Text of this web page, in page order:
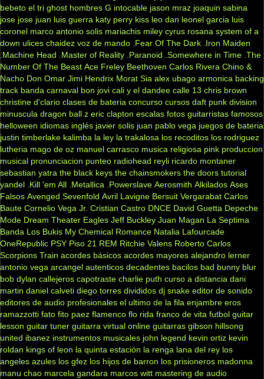
bebeto el tri ghost hombres G intocable jason mraz joaquin sabina
jose jose juan luis guerra katy perry kiss leo dan leonel garcia luis
coronel marco antonio solis mariachis miley cyrus rosana system of a
down ulices chaidez voz de mando .Fear Of The Dark .Iron Maiden
.Machine Head
.Master of Reality .Paranoid .Somewhere in Time .The
Number Of The Beast Ace Freley Beethoven Carlos Rivera Chino &
Nacho Don Omar Jimi Hendrix Morat Sia alex ubago armonica backing
track banda carnaval bon jovi cali y el dandee calle 13 chris brown
christine d'clario clases de bateria concurso cursos daft punk division
minuscula dragon ball z eric clapton escalas fotos guitarristas famosos
helloween idiomas inglés javier solis juan pablo vega juegos de bateria
justin timberlake kalimba la ley la trakalosa los recoditos los rodriguez
lutheria mago de oz manuel carrasco musica religiosa pink produccion
musical pronunciacion punteo radiohead reyli ricardo montaner
sebastian yatra the black keys the chainsmokers the doors tutorial
yandel .Kill 'em All .Metallica .Powerslave Aerosmith Alkilados Ases
Falsos Avenged Sevenfold Avril Lavigne Bersuit Vergarabat Carlos
Baute Cornelio Vega Jr. Cristian Castro DNCE David Guetta Depeche
Mode Dream Theater Eagles Jeff Buckley Juan Magan La Septima
Banda Los Bukis My Chemical Romance Natalia Lafourcade
OneRepublic PSY Piso 21 REM Ritchie Valens Roberto Carlos
Scorpions Train acordes básicos acordes mayores alejandro lerner
antonio vega arcangel autenticos decadentes bacilos bad bunny blur
bob dylan callejeros capotraste charlie puth curso a distancia dani
martin daniel calveti diego torres divididos dj snake editor de sonido
editores de audio profesionales el ultimo de la fila enjambre eros
ramazzotti fato fito paez flamenco flo rida franco de vita futbol guitar
lesson guitar tuner guitarra virtual online guitarras gibson hillsong
united ibanez instrumentos musicales john legend kevin ortiz kevin
roldan kings of leon la quinta estación la renga lana del rey los
angeles azules los gfez los hijos de barron los prisioneros madonna
manu chao marcela gandara marcos witt mastering de audio